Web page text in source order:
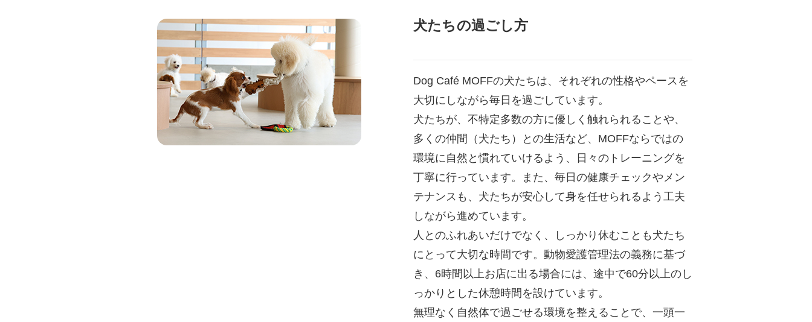
犬たちの過ごし方
Dog Café MOFFの犬たちは、それぞれの性格やペースを
大切にしながら毎日を過ごしています。
犬たちが、不特定多数の方に優しく触れられることや、
多くの仲間（犬たち）との生活など、MOFFならではの
環境に自然と慣れていけるよう、日々のトレーニングを
丁寧に行っています。また、毎日の健康チェックやメン
テナンスも、犬たちが安心して身を任せられるよう工夫
しながら進めています。
人とのふれあいだけでなく、しっかり休むことも犬たち
にとって大切な時間です。動物愛護管理法の義務に基づ
き、6時間以上お店に出る場合には、途中で60分以上のし
っかりとした休憩時間を設けています。
無理なく自然体で過ごせる環境を整えることで、一頭一